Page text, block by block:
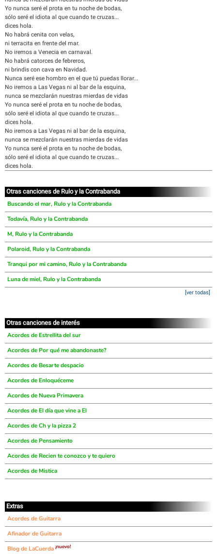
Yo nunca seré el prota en tu noche de bodas,
sólo seré el idiota al que cuando te cruzas...
dices hola.
No habrá cenita con velas,
ni terracita en frente del mar.
No iremos a Venecia en carnaval.
No habrá catorces de febreros,
ni brindis con cava en Navidad.
Nunca seré ese hombro en el que tú puedas llorar...
No iremos a Las Vegas ni al bar de la esquina,
nunca se mezclarán nuestras mierdas de vidas
Yo nunca seré el prota en tu noche de bodas,
sólo seré el idiota al que cuando te cruzas...
dices hola.
No iremos a Las Vegas ni al bar de la esquina,
nunca se mezclarán nuestras mierdas de vidas
Yo nunca seré el prota en tu noche de bodas,
sólo seré el idiota al que cuando te cruzas...
dices hola.
Otras canciones de Rulo y la Contrabanda
Buscando el mar, Rulo y la Contrabanda
Todavía, Rulo y la Contrabanda
M, Rulo y la Contrabanda
Polaroid, Rulo y la Contrabanda
Tranqui por mi camino, Rulo y la Contrabanda
Luna de miel, Rulo y la Contrabanda
[ver todas]
Otras canciones de interés
Acordes de Estrellita del sur
Acordes de Por qué me abandonaste?
Acordes de Besarte despacio
Acordes de Enloquéceme
Acordes de Nueva Primavera
Acordes de El día que vine a El
Acordes de Ch y la pizza 2
Acordes de Pensamiento
Acordes de Recien te conozco y te quiero
Acordes de Mistica
Extras
Acordes de Guitarra
Afinador de Guitarra
Blog de LaCuerda ¡nuevo!